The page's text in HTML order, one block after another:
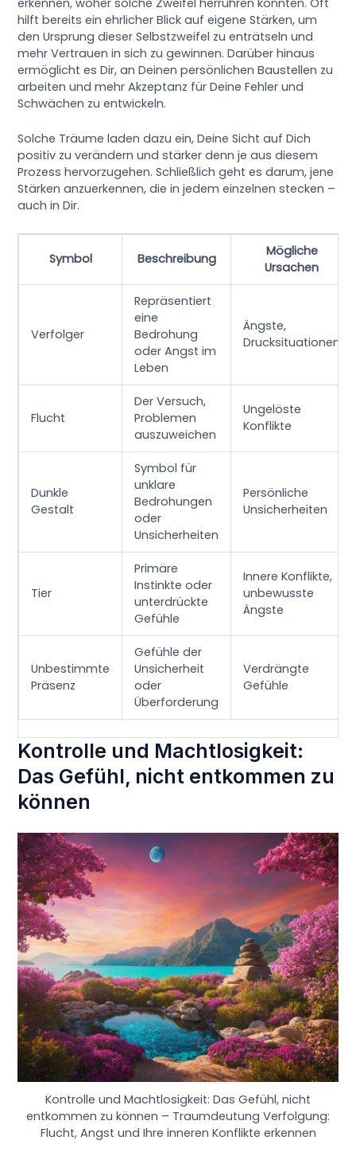
hilft bereits ein ehrlicher Blick auf eigene Stärken, um
den Ursprung dieser Selbstzweifel zu enträtseln und
mehr Vertrauen in sich zu gewinnen. Darüber hinaus
ermöglicht es Dir, an Deinen persönlichen Baustellen zu
arbeiten und mehr Akzeptanz für Deine Fehler und
Schwächen zu entwickeln.
Solche Träume laden dazu ein, Deine Sicht auf Dich
positiv zu verändern und stärker denn je aus diesem
Prozess hervorzugehen. Schließlich geht es darum, jene
Stärken anzuerkennen, die in jedem einzelnen stecken –
auch in Dir.
Symbol Beschreibung
Mögliche
Ursachen
Verfolger
Repräsentiert
eine
Bedrohung
oder Angst im
Leben
Ängste,
Drucksituationen
Flucht
Der Versuch,
Problemen
auszuweichen
Ungelöste
Konflikte
Dunkle
Gestalt
Symbol für
unklare
Bedrohungen
oder
Unsicherheiten
Persönliche
Unsicherheiten
Tier
Primäre
Instinkte oder
unterdrückte
Gefühle
Innere Konflikte,
unbewusste
Ängste
Unbestimmte
Präsenz
Gefühle der
Unsicherheit
oder
Überforderung
Verdrängte
Gefühle
Kontrolle und Machtlosigkeit:
Das Gefühl, nicht entkommen zu
können
Kontrolle und Machtlosigkeit: Das Gefühl, nicht
entkommen zu können – Traumdeutung Verfolgung:
Flucht, Angst und Ihre inneren Konflikte erkennen